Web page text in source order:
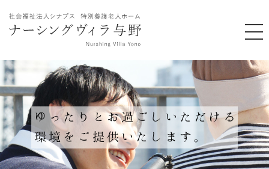
ゆったりとお過ごしいただける
環境をご提供いたします。